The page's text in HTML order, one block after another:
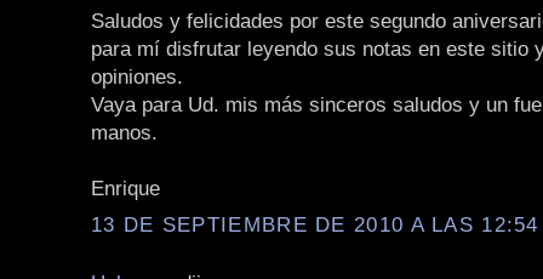
Saludos y felicidades por este segundo
para mí disfrutar leyendo sus notas en este sitio
opiniones.
Vaya para Ud. mis más sinceros saludos y un
manos.
Enrique
13 DE SEPTIEMBRE DE 2010 A LAS 12:54